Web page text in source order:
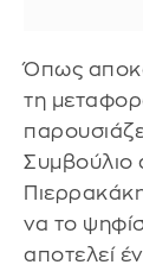
Όπως
τη
Συμβούλιο
να το
αποτελεί